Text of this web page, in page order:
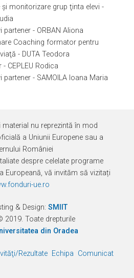
monitorizare grup ţinta elevi -
partener - ORBAN Aliona
Coaching formator pentru
- DUTA Teodora
CEPLEU Rodica
partener - SAMOILA Ioana Maria
nu reprezintă în mod
a Uniunii Europene sau a
României
despre celelate programe
Europeană, vă invităm să vizitați
ue.ro
& Design: SMIIT
2019. Toate drepturile
din Oradea
Rezultate Echipa Comunicate